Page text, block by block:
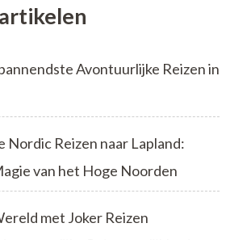
Avontuurlijke Reizen in
Nordic Reizen naar Lapland:
van het Hoge Noorden
met Joker Reizen